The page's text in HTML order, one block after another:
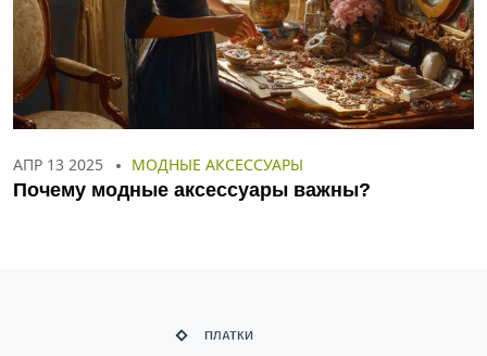
АПР 13 2025 МОДНЫЕ АКСЕССУАРЫ
Почему модные аксессуары важны?